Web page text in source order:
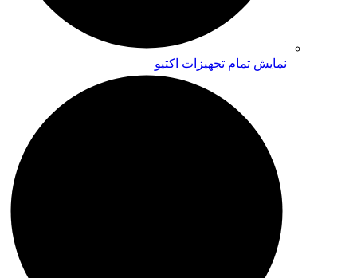
نمایش تمام تجهیزات اکتیو